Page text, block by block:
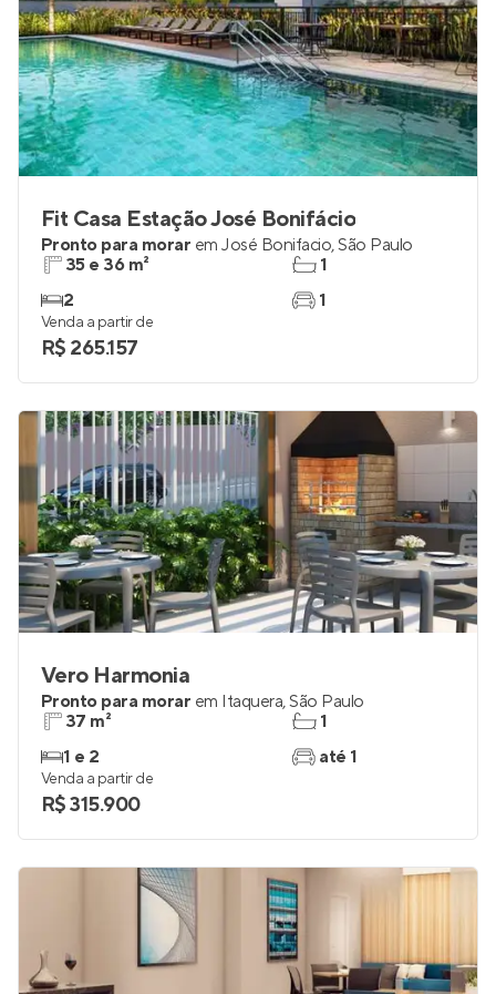
Fit Casa Estação José Bonifácio
Pronto para morar em José Bonifacio,São Paulo
35 e 36 m²
2
1
1
Venda a partir de
R$ 265.157
Vero Harmonia
Pronto para morar em Itaquera,São Paulo
37 m²
1 e 2
1
até 1
Venda a partir de
R$ 315.900